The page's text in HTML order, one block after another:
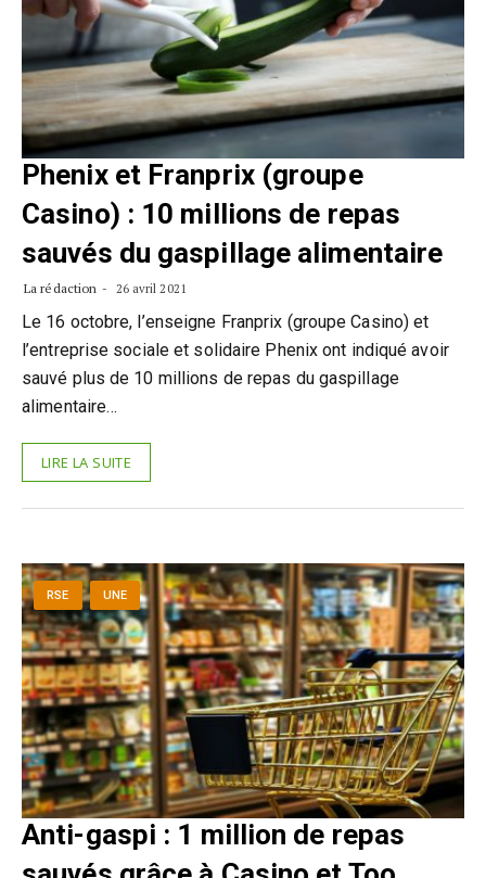
Phenix et Franprix (groupe
Casino) : 10 millions de repas
sauvés du gaspillage alimentaire
La rédaction 26 avril 2021
Le 16 octobre, l’enseigne Franprix (groupe Casino) et
l’entreprise sociale et solidaire Phenix ont indiqué avoir
sauvé plus de 10 millions de repas du gaspillage
alimentaire…
LIRE LA SUITE
RSE UNE
Anti-gaspi : 1 million de repas